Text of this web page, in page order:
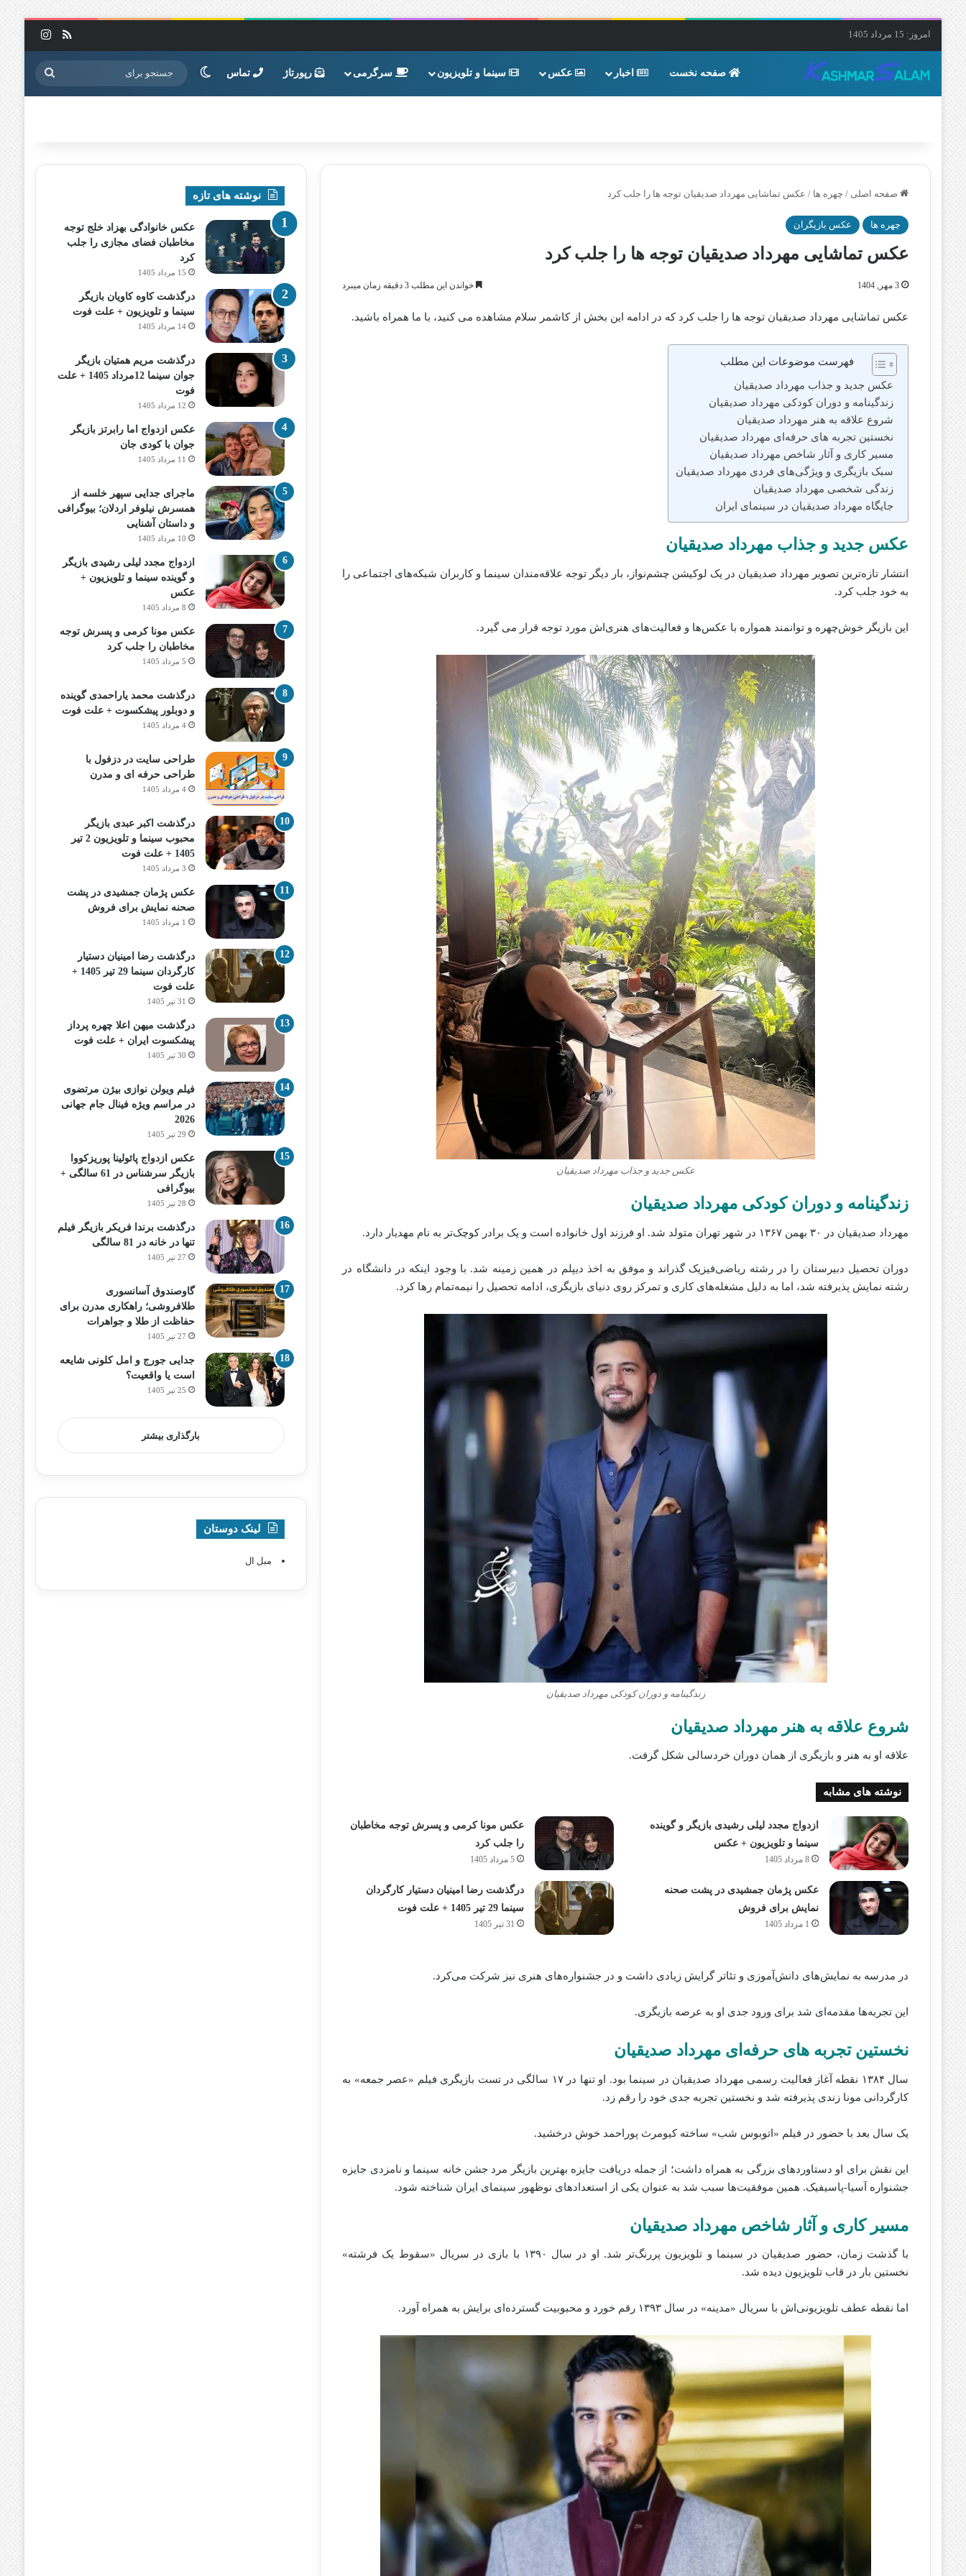
امروز: 15 مرداد 1405 خوراک
صفحه نخست اخبار عکس سینما و تلویزیون سرگرمی رپورتاژ تماس تغییر پوسته جستجو
برای
صفحه اصلی / چهره ها / عکس تماشایی مهرداد صدیقیان توجه ها را جلب کرد
چهره ها عکس بازیگران
عکس تماشایی مهرداد صدیقیان توجه ها را جلب کرد
3 مهر, 1404 خواندن این مطلب 3 دقیقه زمان میبرد
عکس تماشایی مهرداد صدیقیان توجه ها را جلب کرد که در ادامه این بخش از کاشمر سلام مشاهده می کنید، با ما همراه باشید.
فهرست موضوعات این مطلب
عکس جدید و جذاب مهرداد صدیقیان
زندگینامه و دوران کودکی مهرداد صدیقیان
شروع علاقه به هنر مهرداد صدیقیان
نخستین تجربه‌ های حرفه‌ای مهرداد صدیقیان
مسیر کاری و آثار شاخص مهرداد صدیقیان
سبک بازیگری و ویژگی‌های فردی مهرداد صدیقیان
زندگی شخصی مهرداد صدیقیان
جایگاه مهرداد صدیقیان در سینمای ایران
عکس جدید و جذاب مهرداد صدیقیان
انتشار تازه‌ترین تصویر مهرداد صدیقیان در یک لوکیشن چشم‌نواز، بار دیگر توجه علاقه‌مندان سینما و کاربران شبکه‌های اجتماعی را
به خود جلب کرد.
این بازیگر خوش‌چهره و توانمند همواره با عکس‌ها و فعالیت‌های هنری‌اش مورد توجه قرار می‌ گیرد.
عکس جدید و جذاب مهرداد صدیقیان
زندگینامه و دوران کودکی مهرداد صدیقیان
مهرداد صدیقیان در ۳۰ بهمن ۱۳۶۷ در شهر تهران متولد شد. او فرزند اول خانواده است و یک برادر کوچک‌تر به نام مهدیار دارد.
دوران تحصیل دبیرستان را در رشته ریاضی‌فیزیک گذراند و موفق به اخذ دیپلم در همین زمینه شد. با وجود اینکه در دانشگاه در
رشته نمایش پذیرفته شد، اما به دلیل مشغله‌های کاری و تمرکز روی دنیای بازیگری، ادامه تحصیل را نیمه‌تمام رها کرد.
زندگینامه و دوران کودکی مهرداد صدیقیان
شروع علاقه به هنر مهرداد صدیقیان
علاقه‌ او به هنر و بازیگری از همان دوران خردسالی شکل گرفت.
نوشته های مشابه
ازدواج مجدد لیلی رشیدی بازیگر و گوینده
سینما و تلویزیون + عکس
8 مرداد 1405
عکس مونا کرمی و پسرش توجه مخاطبان
را جلب کرد
5 مرداد 1405
عکس پژمان جمشیدی در پشت صحنه
نمایش برای فروش
1 مرداد 1405
درگذشت رضا امینیان دستیار کارگردان
سینما 29 تیر 1405 + علت فوت
31 تیر 1405
در مدرسه به نمایش‌های دانش‌آموزی و تئاتر گرایش زیادی داشت و در جشنواره‌های هنری نیز شرکت می‌کرد.
این تجربه‌ها مقدمه‌ای شد برای ورود جدی او به عرصه بازیگری.
نخستین تجربه‌ های حرفه‌ای مهرداد صدیقیان
سال ۱۳۸۴ نقطه آغاز فعالیت رسمی مهرداد صدیقیان در سینما بود. او تنها در ۱۷ سالگی در تست بازیگری فیلم «عصر جمعه» به
کارگردانی مونا زندی پذیرفته شد و نخستین تجربه جدی خود را رقم زد.
یک سال بعد با حضور در فیلم «اتوبوس شب» ساخته کیومرث پوراحمد خوش درخشید.
این نقش برای او دستاوردهای بزرگی به همراه داشت؛ از جمله دریافت جایزه بهترین بازیگر مرد جشن خانه سینما و نامزدی جایزه
جشنواره آسیا-پاسیفیک. همین موفقیت‌ها سبب شد به عنوان یکی از استعدادهای نوظهور سینمای ایران شناخته شود.
مسیر کاری و آثار شاخص مهرداد صدیقیان
با گذشت زمان، حضور صدیقیان در سینما و تلویزیون پررنگ‌تر شد. او در سال ۱۳۹۰ با بازی در سریال «سقوط یک فرشته»
نخستین بار در قاب تلویزیون دیده شد.
اما نقطه عطف تلویزیونی‌اش با سریال «مدینه» در سال ۱۳۹۳ رقم خورد و محبوبیت گسترده‌ای برایش به همراه آورد.
نوشته های تازه
عکس خانوادگی بهزاد خلج توجه
مخاطبان فضای مجازی را جلب
کرد
15 مرداد 1405
درگذشت کاوه کاویان بازیگر
سینما و تلویزیون + علت فوت
14 مرداد 1405
درگذشت مریم همتیان بازیگر
جوان سینما 12مرداد 1405 + علت
فوت
12 مرداد 1405
عکس ازدواج اما رابرتز بازیگر
جوان با کودی جان
11 مرداد 1405
ماجرای جدایی سپهر خلسه از
همسرش نیلوفر اردلان؛ بیوگرافی
و داستان آشنایی
10 مرداد 1405
ازدواج مجدد لیلی رشیدی بازیگر
و گوینده سینما و تلویزیون +
عکس
8 مرداد 1405
عکس مونا کرمی و پسرش توجه
مخاطبان را جلب کرد
5 مرداد 1405
درگذشت محمد یاراحمدی گوینده
و دوبلور پیشکسوت + علت فوت
4 مرداد 1405
طراحی سایت در دزفول با
طراحی حرفه‌ ای و مدرن
4 مرداد 1405
درگذشت اکبر عبدی بازیگر
محبوب سینما و تلویزیون 2 تیر
1405 + علت فوت
3 مرداد 1405
عکس پژمان جمشیدی در پشت
صحنه نمایش برای فروش
1 مرداد 1405
درگذشت رضا امینیان دستیار
کارگردان سینما 29 تیر 1405 +
علت فوت
31 تیر 1405
درگذشت میهن اعلا چهره پرداز
پیشکسوت ایران + علت فوت
30 تیر 1405
فیلم ویولن نوازی بیژن مرتضوی
در مراسم ویژه فینال جام جهانی
2026
29 تیر 1405
عکس ازدواج پائولینا پوریزکووا
بازیگر سرشناس در 61 سالگی +
بیوگرافی
28 تیر 1405
درگذشت برندا فریکر بازیگر فیلم
تنها در خانه در 81 سالگی
27 تیر 1405
گاوصندوق آسانسوری
طلافروشی؛ راهکاری مدرن برای
حفاظت از طلا و جواهرات
27 تیر 1405
جدایی جورج و امل کلونی شایعه
است یا واقعیت؟
25 تیر 1405
بارگذاری بیشتر
لینک دوستان
مبل ال